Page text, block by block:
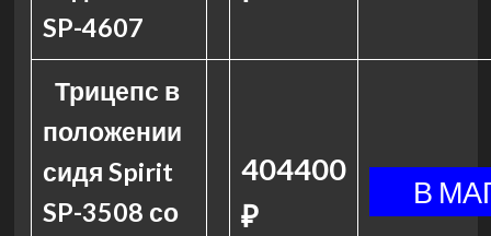
SP-4607
Трицепс в
положении
сидя Spirit
SP-3508 со
404400
₽